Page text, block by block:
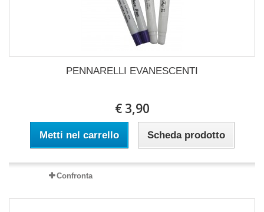
PENNARELLI EVANESCENTI
€ 3,90
Metti nel carrello Scheda prodotto
Confronta